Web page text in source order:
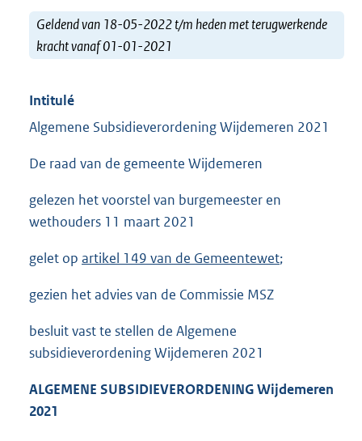
Geldend van 18-05-2022 t/m heden met terugwerkende
kracht vanaf 01-01-2021
Intitulé
Algemene Subsidieverordening Wijdemeren 2021
De raad van de gemeente Wijdemeren
gelezen het voorstel van burgemeester en
wethouders 11 maart 2021
gelet op artikel 149 van de Gemeentewet;
gezien het advies van de Commissie MSZ
besluit vast te stellen de Algemene
subsidieverordening Wijdemeren 2021
ALGEMENE SUBSIDIEVERORDENING Wijdemeren
2021